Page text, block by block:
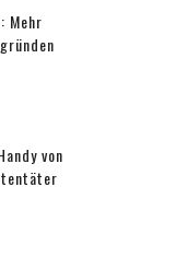
Mehr
von